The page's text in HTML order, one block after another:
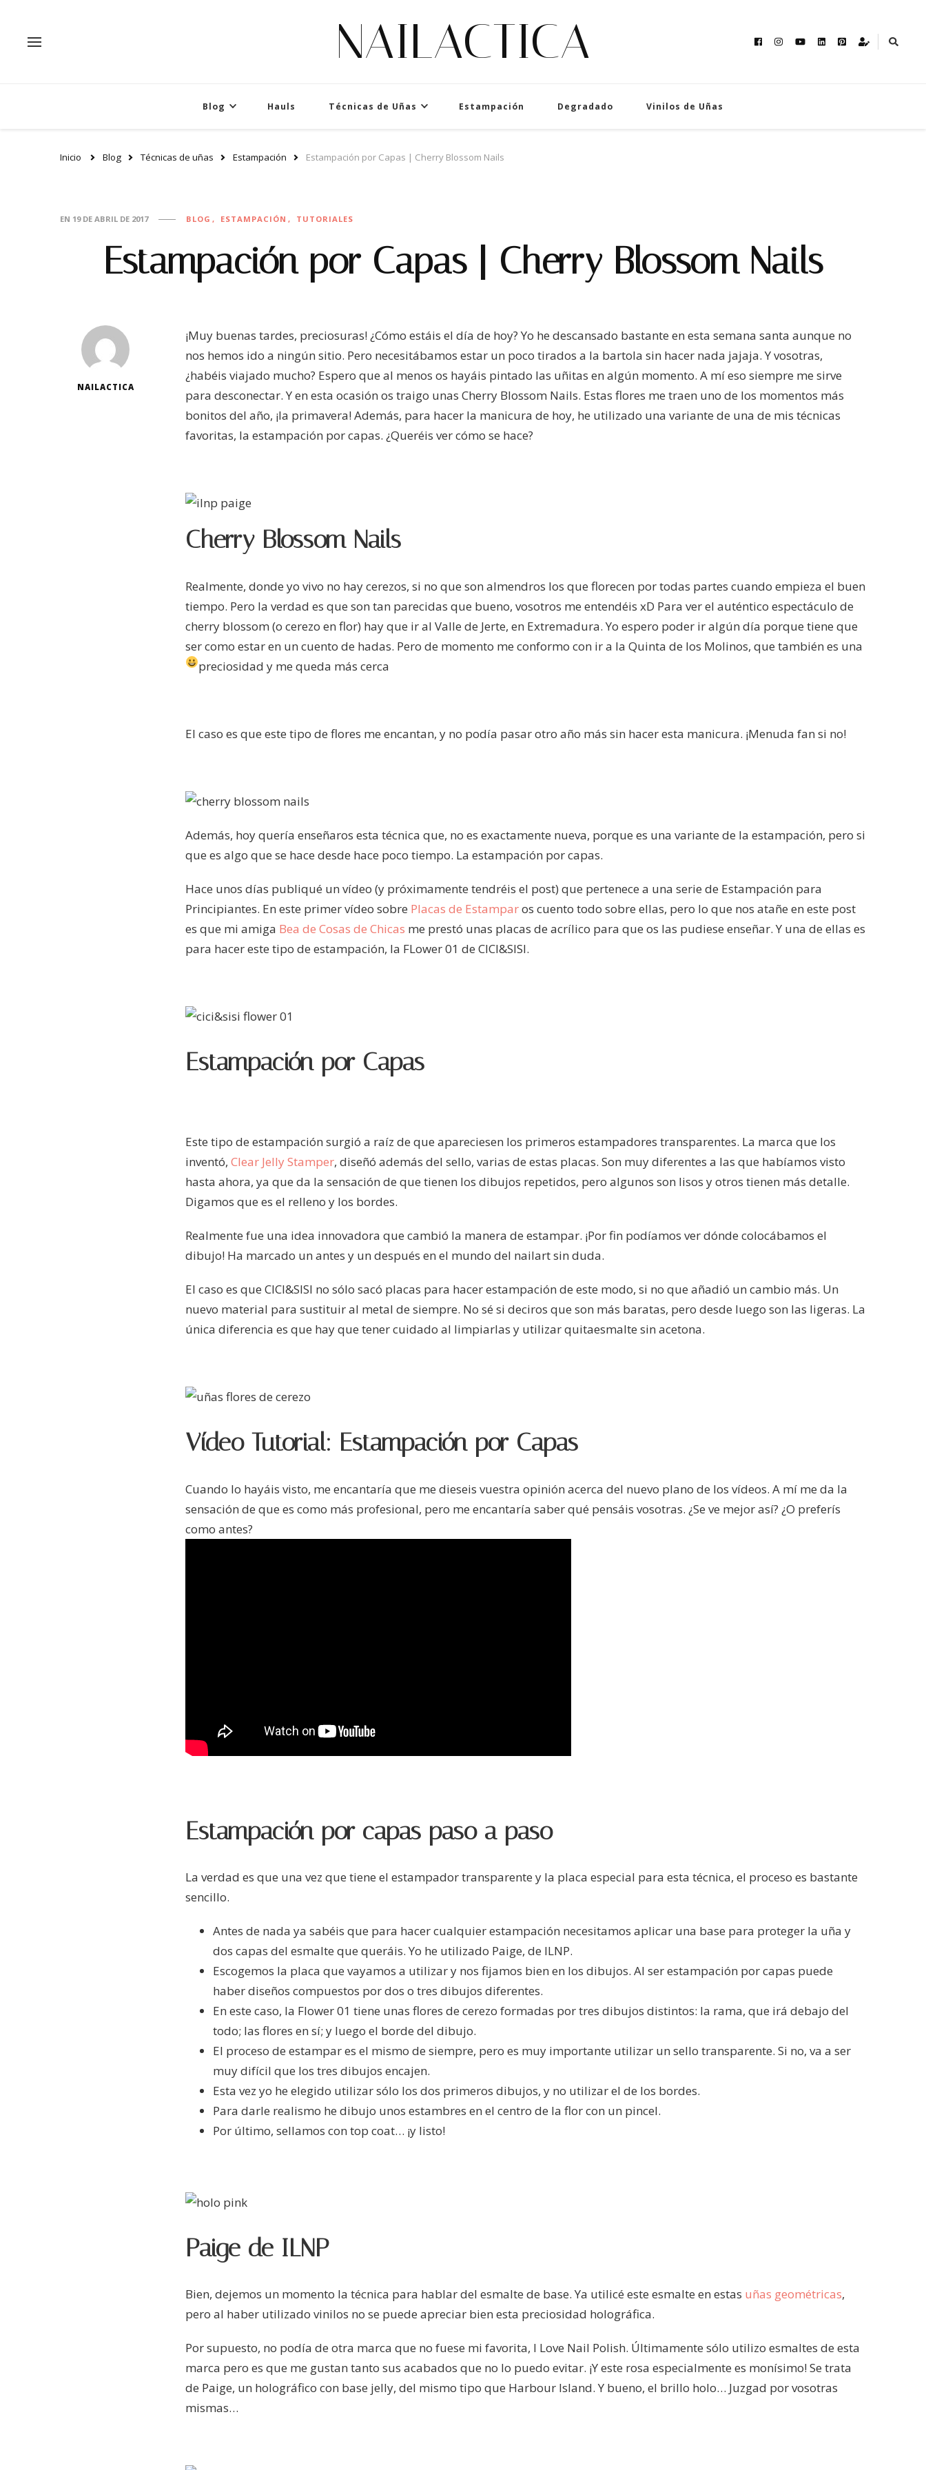
NAILACTICA
Blog Hauls Técnicas de Uñas Estampación Degradado Vinilos de Uñas
Inicio Blog Técnicas de uñas Estampación Estampación por Capas | Cherry Blossom Nails
EN 19 DE ABRIL DE 2017 BLOG ESTAMPACIÓN TUTORIALES
Estampación por Capas | Cherry Blossom Nails
NAILACTICA
¡Muy buenas tardes, preciosuras! ¿Cómo estáis el día de hoy? Yo he descansado bastante en esta semana santa aunque no
nos hemos ido a ningún sitio. Pero necesitábamos estar un poco tirados a la bartola sin hacer nada jajaja. Y vosotras,
¿habéis viajado mucho? Espero que al menos os hayáis pintado las uñitas en algún momento. A mí eso siempre me sirve
para desconectar. Y en esta ocasión os traigo unas Cherry Blossom Nails. Estas flores me traen uno de los momentos más
bonitos del año, ¡la primavera! Además, para hacer la manicura de hoy, he utilizado una variante de una de mis técnicas
favoritas, la estampación por capas. ¿Queréis ver cómo se hace?
Cherry Blossom Nails
Realmente, donde yo vivo no hay cerezos, si no que son almendros los que florecen por todas partes cuando empieza el buen
tiempo. Pero la verdad es que son tan parecidas que bueno, vosotros me entendéis xD Para ver el auténtico espectáculo de
cherry blossom (o cerezo en flor) hay que ir al Valle de Jerte, en Extremadura. Yo espero poder ir algún día porque tiene que
ser como estar en un cuento de hadas. Pero de momento me conformo con ir a la Quinta de los Molinos, que también es una
preciosidad y me queda más cerca
El caso es que este tipo de flores me encantan, y no podía pasar otro año más sin hacer esta manicura. ¡Menuda fan si no!
Además, hoy quería enseñaros esta técnica que, no es exactamente nueva, porque es una variante de la estampación, pero si
que es algo que se hace desde hace poco tiempo. La estampación por capas.
Hace unos días publiqué un vídeo (y próximamente tendréis el post) que pertenece a una serie de Estampación para
Principiantes. En este primer vídeo sobre Placas de Estamparos cuento todo sobre ellas, pero lo que nos atañe en este post
es que mi amiga Bea de Cosas de Chicas me prestó unas placas de acrílico para que os las pudiese enseñar. Y una de ellas es
para hacer este tipo de estampación, la FLower 01 de CICI&SISI.
Estampación por Capas
Este tipo de estampación surgió a raíz de que apareciesen los primeros estampadores transparentes. La marca que los
inventó, Clear Jelly Stamper, diseñó además del sello, varias de estas placas. Son muy diferentes a las que habíamos visto
hasta ahora, ya que da la sensación de que tienen los dibujos repetidos, pero algunos son lisos y otros tienen más detalle.
Digamos que es el relleno y los bordes.
Realmente fue una idea innovadora que cambió la manera de estampar. ¡Por fin podíamos ver dónde colocábamos el
dibujo! Ha marcado un antes y un después en el mundo del nailart sin duda.
El caso es que CICI&SISI no sólo sacó placas para hacer estampación de este modo, si no que añadió un cambio más. Un
nuevo material para sustituir al metal de siempre. No sé si deciros que son más baratas, pero desde luego son las ligeras. La
única diferencia es que hay que tener cuidado al limpiarlas y utilizar quitaesmalte sin acetona.
Vídeo Tutorial: Estampación por Capas
Cuando lo hayáis visto, me encantaría que me dieseis vuestra opinión acerca del nuevo plano de los vídeos. A mí me da la
sensación de que es como más profesional, pero me encantaría saber qué pensáis vosotras. ¿Se ve mejor así? ¿O preferís
como antes?
Estampación por capas paso a paso
La verdad es que una vez que tiene el estampador transparente y la placa especial para esta técnica, el proceso es bastante
sencillo.
Antes de nada ya sabéis que para hacer cualquier estampación necesitamos aplicar una base para proteger la uña y
dos capas del esmalte que queráis. Yo he utilizado Paige, de ILNP.
Escogemos la placa que vayamos a utilizar y nos fijamos bien en los dibujos. Al ser estampación por capas puede
haber diseños compuestos por dos o tres dibujos diferentes.
En este caso, la Flower 01 tiene unas flores de cerezo formadas por tres dibujos distintos: la rama, que irá debajo del
todo; las flores en sí; y luego el borde del dibujo.
El proceso de estampar es el mismo de siempre, pero es muy importante utilizar un sello transparente. Si no, va a ser
muy difícil que los tres dibujos encajen.
Esta vez yo he elegido utilizar sólo los dos primeros dibujos, y no utilizar el de los bordes.
Para darle realismo he dibujo unos estambres en el centro de la flor con un pincel.
Por último, sellamos con top coat… ¡y listo!
Paige de ILNP
Bien, dejemos un momento la técnica para hablar del esmalte de base. Ya utilicé este esmalte en estas uñas geométricas,
pero al haber utilizado vinilos no se puede apreciar bien esta preciosidad holográfica.
Por supuesto, no podía de otra marca que no fuese mi favorita, I Love Nail Polish. Últimamente sólo utilizo esmaltes de esta
marca pero es que me gustan tanto sus acabados que no lo puedo evitar. ¡Y este rosa especialmente es monísimo! Se trata
de Paige, un holográfico con base jelly, del mismo tipo que Harbour Island. Y bueno, el brillo holo… Juzgad por vosotras
mismas…